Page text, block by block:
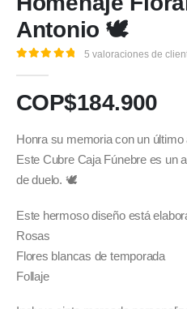
Antonio 🕊️
5 valoraciones de
COP$184.900
Honra su memoria con un
Este Cubre Caja Fúnebre es un
de duelo. 🕊️
Este hermoso diseño está
Rosas
Flores blancas de temporada
Follaje